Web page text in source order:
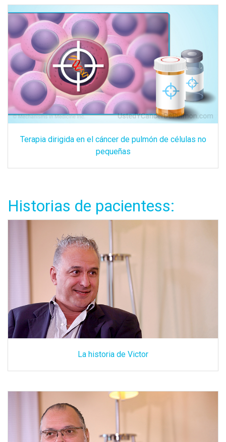
Terapia dirigida en el cáncer de pulmón de células no
pequeñas
Historias de pacientess:
La historia de Victor